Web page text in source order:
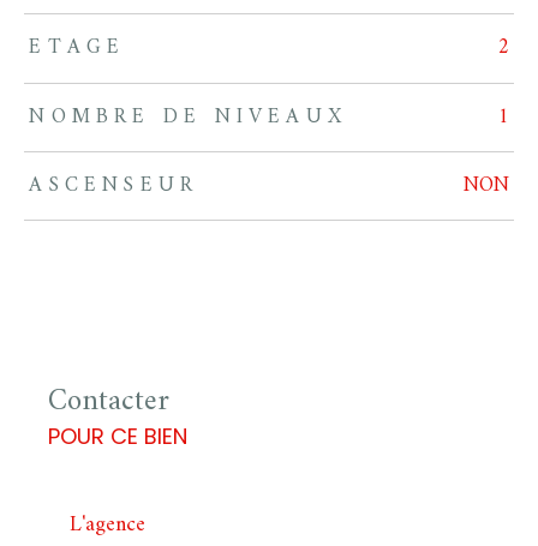
ETAGE
2
NOMBRE DE NIVEAUX
1
ASCENSEUR
NON
Contacter
POUR CE BIEN
L'agence